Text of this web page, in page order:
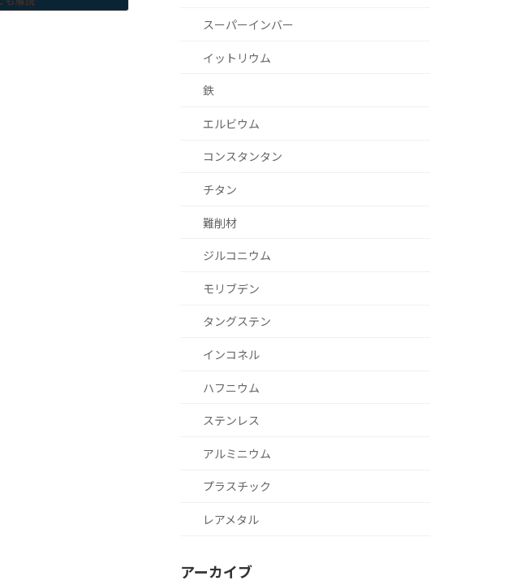
スーパーインバー
イットリウム
鉄
エルビウム
コンスタンタン
チタン
難削材
ジルコニウム
モリブデン
タングステン
インコネル
ハフニウム
ステンレス
アルミニウム
プラスチック
レアメタル
アーカイブ